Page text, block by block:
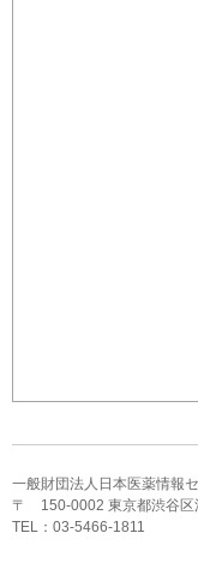
一般財団法人日本医薬情報
〒 150-0002 東京都渋谷
TEL：03-5466-1811